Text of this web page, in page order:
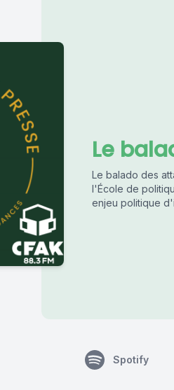
Le
Le balado des
l'École de
enjeu politique
Spotify